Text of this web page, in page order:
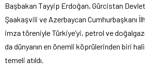
Başbakan Tayyip Erdoğan, Gürcistan
Şaakaşvili ve Azerbaycan Cumhurbaşkanı
imza töreniyle Türkiye’yi, petrol ve
da dünyanın en önemli köprülerinden biri
temeli atıldı.